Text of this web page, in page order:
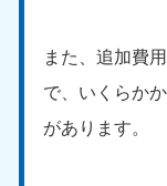
また、追加費
で、いくらか
があります。